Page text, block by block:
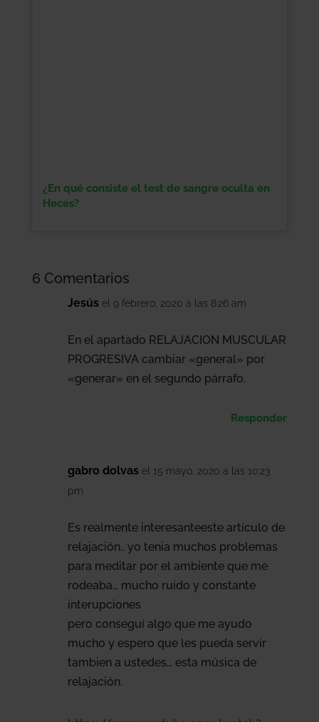
¿En qué consiste el test de sangre oculta en
Heces?
6 Comentarios
Jesús el 9 febrero, 2020 a las 8:26 am
En el apartado RELAJACION MUSCULAR
PROGRESIVA cambiar «general» por
«generar» en el segundo párrafo.
Responder
gabro dolvas el 15 mayo, 2020 a las 10:23
pm
Es realmente interesanteeste artículo de
relajación.. yo tenia muchos problemas
para meditar por el ambiente que me
rodeaba… mucho ruido y constante
interupciones
pero conseguí algo que me ayudo
mucho y espero que les pueda servir
tambien a ustedes… esta música de
relajación.